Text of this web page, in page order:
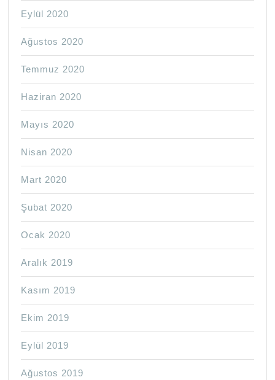
Eylül 2020
Ağustos 2020
Temmuz 2020
Haziran 2020
Mayıs 2020
Nisan 2020
Mart 2020
Şubat 2020
Ocak 2020
Aralık 2019
Kasım 2019
Ekim 2019
Eylül 2019
Ağustos 2019